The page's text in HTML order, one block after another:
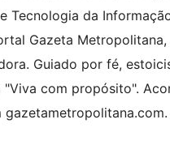
Tecnologia da
Gazeta
Guiado por fé,
com propósito".
gazetametropolitana.com.